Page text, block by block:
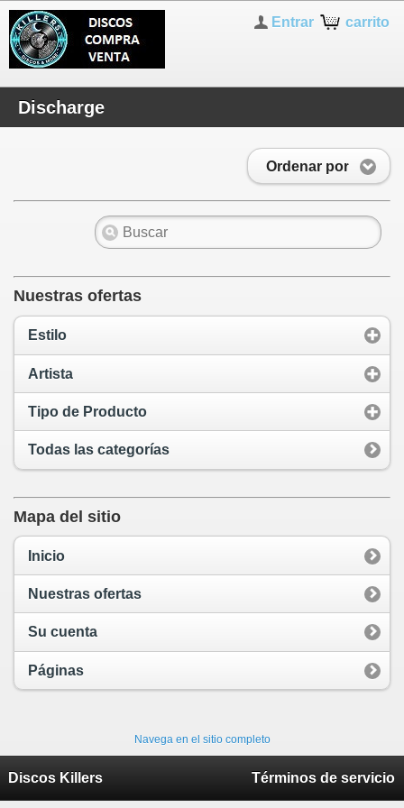
carrito
Entrar
Discharge
Ordenar por
Nuestras ofertas
Estilo
Artista
Tipo de Producto
Todas las categorías
Mapa del sitio
Inicio
Nuestras ofertas
Su cuenta
Páginas
Navega en el sitio completo
Discos Killers Términos de servicio